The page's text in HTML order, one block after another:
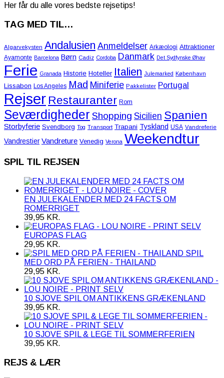
Her får du alle vores bedste rejsetips!
TAG MED TIL…
Algarvekysten Andalusien Anmeldelser Arkæologi Attraktioner
Ayamonte Barcelona Børn Cadiz Cordoba Danmark Det Sydfynske Øhav
Ferie Granada Historie Hoteller Italien Julemarked København
Lissabon Los Angeles Mad Miniferie Pakkelister Portugal
Rejser Restauranter Rom
Seværdigheder Shopping Sicilien Spanien
Storbyferie Svendborg Tog Transport Trapani Tyskland USA Vandreferie
Vandrestier Vandreture Venedig Verona Weekendtur
SPIL TIL REJSEN
EN JULEKALENDER MED 24 FACTS OM
ROMERRIGET
39,95 KR.
EUROPAS FLAG
29,95 KR.
SPIL
MED ORD PÅ FERIEN - THAILAND
29,95 KR.
10 SJOVE SPIL OM ANTIKKENS GRÆKENLAND
39,95 KR.
10 SJOVE SPIL & LEGE TIL SOMMERFERIEN
39,95 KR.
REJS & LÆR